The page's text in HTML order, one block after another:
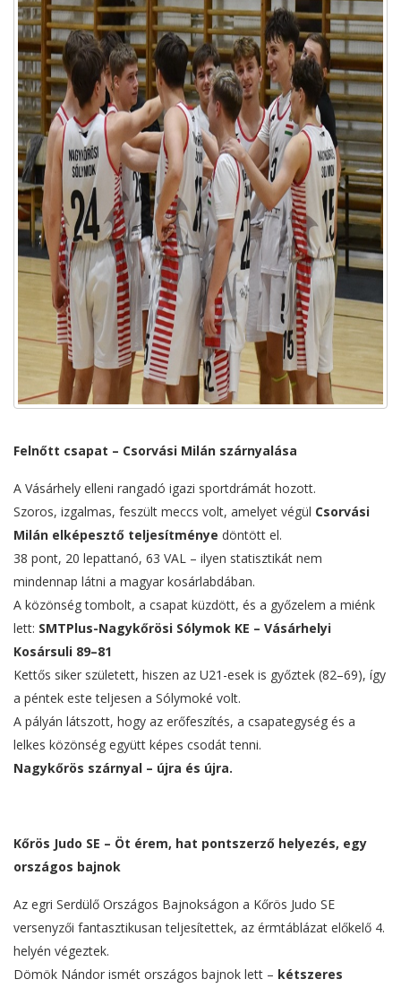
Felnőtt csapat – Csorvási Milán szárnyalása
A Vásárhely elleni rangadó igazi sportdrámát hozott.
Szoros, izgalmas, feszült meccs volt, amelyet végül Csorvási
Milán elképesztő teljesítménye döntött el.
38 pont, 20 lepattanó, 63 VAL – ilyen statisztikát nem
mindennap látni a magyar kosárlabdában.
A közönség tombolt, a csapat küzdött, és a győzelem a miénk
lett: SMTPlus-Nagykőrösi Sólymok KE – Vásárhelyi
Kosársuli 89–81
Kettős siker született, hiszen az U21-esek is győztek (82–69), így
a péntek este teljesen a Sólymoké volt.
A pályán látszott, hogy az erőfeszítés, a csapategység és a
lelkes közönség együtt képes csodát tenni.
Nagykőrös szárnyal – újra és újra.
Kőrös Judo SE – Öt érem, hat pontszerző helyezés, egy
országos bajnok
Az egri Serdülő Országos Bajnokságon a Kőrös Judo SE
versenyzői fantasztikusan teljesítettek, az érmtáblázat előkelő 4.
helyén végeztek.
Dömök Nándor ismét országos bajnok lett – kétszeres